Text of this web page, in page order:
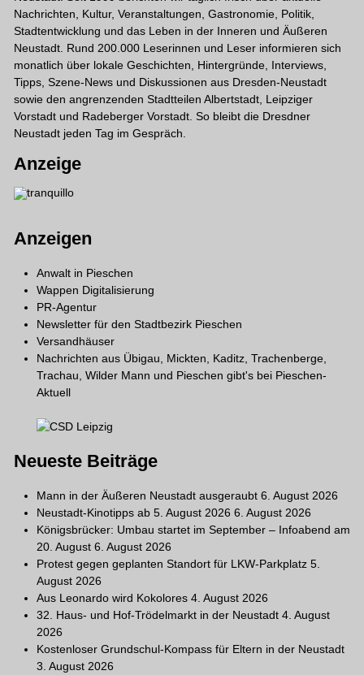
Nachrichten, Kultur, Veranstaltungen, Gastronomie, Politik,
Stadtentwicklung und das Leben in der Inneren und Äußeren
Neustadt. Rund 200.000 Leserinnen und Leser informieren sich
monatlich über lokale Geschichten, Hintergründe, Interviews,
Tipps, Szene-News und Diskussionen aus Dresden-Neustadt
sowie den angrenzenden Stadtteilen Albertstadt, Leipziger
Vorstadt und Radeberger Vorstadt. So bleibt die Dresdner
Neustadt jeden Tag im Gespräch.
Anzeige
Anzeigen
Anwalt in Pieschen
Wappen Digitalisierung
PR-Agentur
Newsletter für den Stadtbezirk Pieschen
Versandhäuser
Nachrichten aus Übigau, Mickten, Kaditz, Trachenberge,
Trachau, Wilder Mann und Pieschen gibt's bei Pieschen-
Aktuell
Neueste Beiträge
Mann in der Äußeren Neustadt ausgeraubt 6. August 2026
Neustadt-Kinotipps ab 5. August 2026 6. August 2026
Königsbrücker: Umbau startet im September – Infoabend am
20. August 6. August 2026
Protest gegen geplanten Standort für LKW-Parkplatz 5.
August 2026
Aus Leonardo wird Kokolores 4. August 2026
32. Haus- und Hof-Trödelmarkt in der Neustadt 4. August
2026
Kostenloser Grundschul-Kompass für Eltern in der Neustadt
3. August 2026